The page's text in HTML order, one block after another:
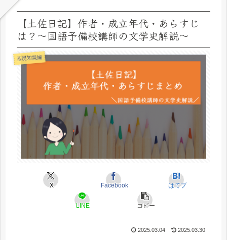
【土佐日記】作者・成立年代・あらすじ
は？～国語予備校講師の文学史解説～
基礎知識編
X Facebook はてブ
LINE コピー
2025.03.04 2025.03.30